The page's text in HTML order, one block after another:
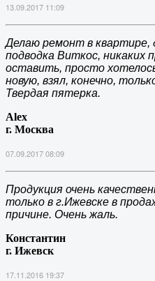
13.09.2017 11:09
Делаю ремонт в квартире,
подводка Виткос, никаких
оставить, просто
новую, взял, конечно,
Твердая пятерка.
Alex
г. Москва
07.09.2017 08:09
Продукция очень
только в г.Ижевске в
причине. Очень жаль.
Константин
г. Ижевск
17.11.2016 19:37